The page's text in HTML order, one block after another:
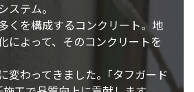
ステム。
くを構成するコンクリート。地
によって、そのコンクリートを
変わってきました。｢タフガード